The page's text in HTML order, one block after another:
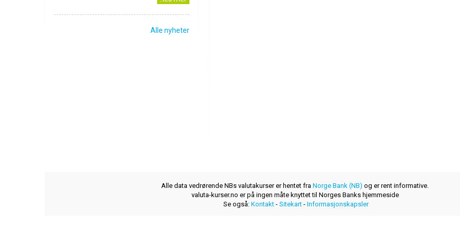
Alle nyheter
Alle data vedrørende NBs valutakurser er hentet fra Norge Bank (NB) og er rent informative.
valuta-kurser.no er på ingen måte knyttet til Norges Banks hjemmeside
Se også: Kontakt- Sitekart- Informasjonskapsler